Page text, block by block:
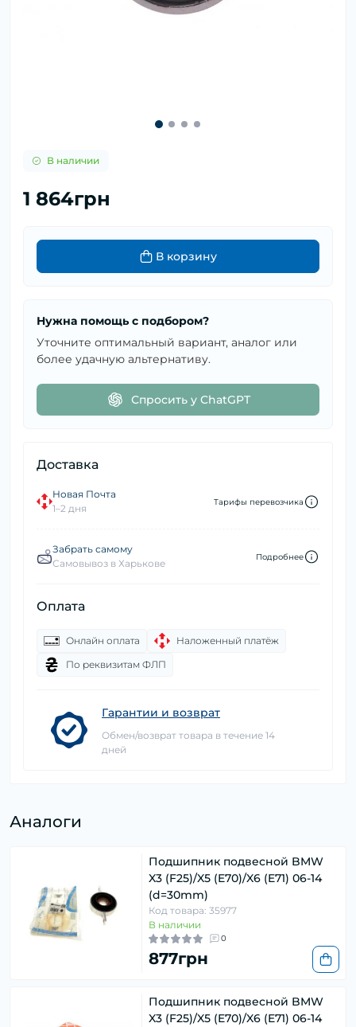
В наличии
1 864грн
В корзину
Нужна помощь с подбором?
Уточните оптимальный вариант, аналог или
более удачную альтернативу.
Спросить у ChatGPT
Доставка
Новая Почта
1–2 дня
Тарифы перевозчика
Забрать самому
Самовывоз в Харькове
Подробнее
Оплата
Онлайн оплата
Наложенный платёж
По реквизитам ФЛП
Гарантии и возврат
Обмен/возврат товара в течение 14
дней
Аналоги
Подшипник подвесной BMW
X3 (F25)/X5 (E70)/X6 (E71) 06-14
(d=30mm)
Код товара: 35977
В наличии
0
877грн
Подшипник подвесной BMW
X3 (F25)/X5 (E70)/X6 (E71) 06-14